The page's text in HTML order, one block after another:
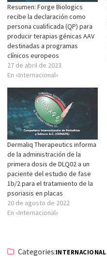
Resumen: Forge Biologics
recibe la declaración como
persona cualificada (QP) para
producir terapias génicas AAV
destinadas a programas
clínicos europeos
27 de abril de 2023
En «Internacional»
Dermaliq Therapeutics informa
de la administración de la
primera dosis de DLQ02 a un
paciente del estudio de fase
1b/2 para el tratamiento de la
psoriasis en placas
20 de agosto de 2022
En «Internacional»
Categories:INTERNACIONAL